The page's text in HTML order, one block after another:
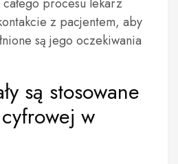
z pacjentem, aby
są jego oczekiwania
są stosowane
w